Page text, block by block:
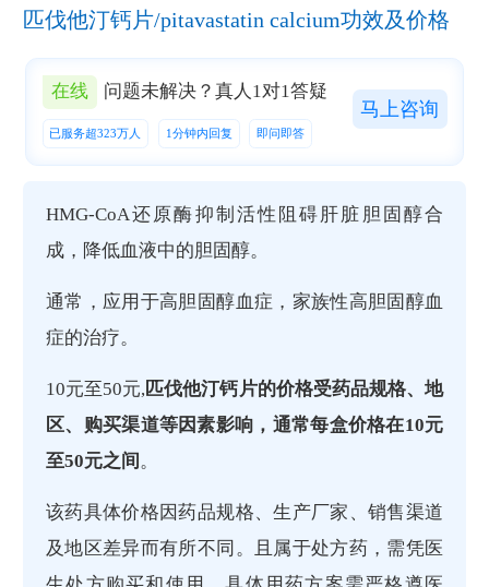
匹伐他汀钙片/pitavastatin calcium功效及价格
在线 问题未解决？真人1对1答疑
已服务超323万人 1分钟内回复 即问即答
马上咨询
HMG-CoA还原酶抑制活性阻碍肝脏胆固醇合
成，降低血液中的胆固醇。
通常，应用于高胆固醇血症，家族性高胆固醇血
症的治疗。
10元至50元, 匹伐他汀钙片的价格受药品规格、地
区、购买渠道等因素影响，通常每盒价格在10元
至50元之间 。
该药具体价格因药品规格、生产厂家、销售渠道
及地区差异而有所不同。且属于处方药，需凭医